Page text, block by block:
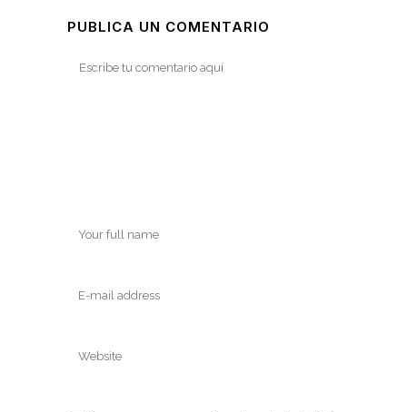
PUBLICA UN COMENTARIO